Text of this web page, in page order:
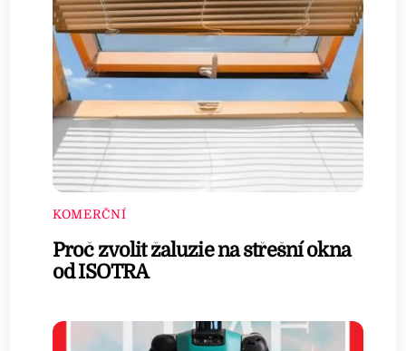
KOMERČNÍ
Proč zvolit žaluzie na střešní okna
od ISOTRA